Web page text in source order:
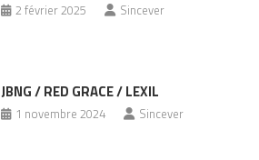
2 février 2025 Sincever
JBNG / RED GRACE / LEXIL
1 novembre 2024 Sincever